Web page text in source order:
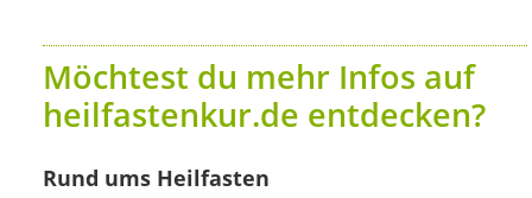
Möchtest du mehr Infos auf
heilfastenkur.de entdecken?
Rund ums Heilfasten